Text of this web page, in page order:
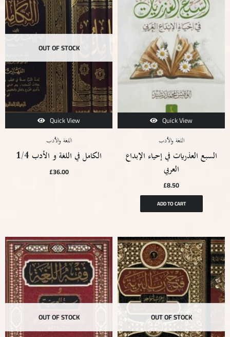
OUT OF STOCK
Quick View
اللغة والأدب
الكامل في اللغة و الأدب 1/4
£36.00
Quick View
اللغة والأدب
السبع العذريات في إحياء الإبداع
£8.50
ADD TO CART
OUT OF STOCK OUT OF STOCK